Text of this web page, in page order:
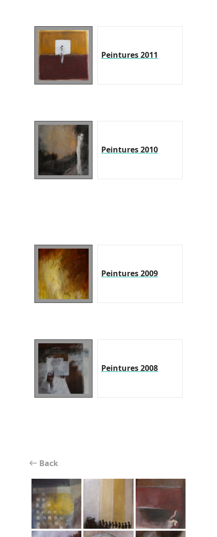
Peintures 2011
Peintures 2010
Peintures 2009
Peintures 2008
Back